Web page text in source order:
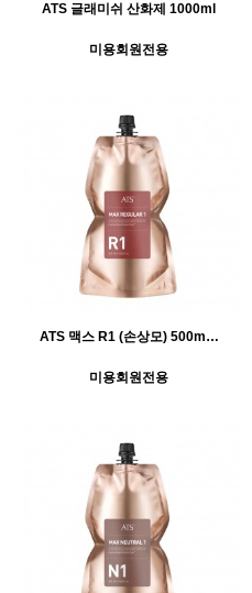
ATS 글래미쉬 산화제 1000ml
미용회원전용
ATS 맥스 R1 (손상모) 500m…
미용회원전용